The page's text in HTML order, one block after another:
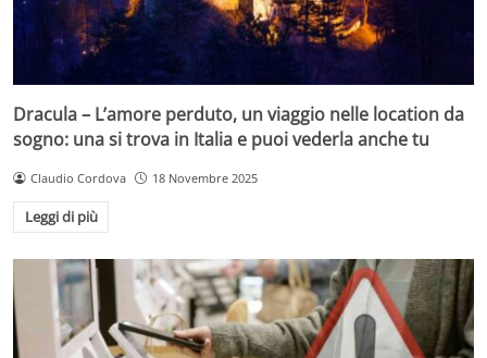
Dracula – L’amore perduto, un viaggio nelle location da
sogno: una si trova in Italia e puoi vederla anche tu
Claudio Cordova 18 Novembre 2025
Leggi di più